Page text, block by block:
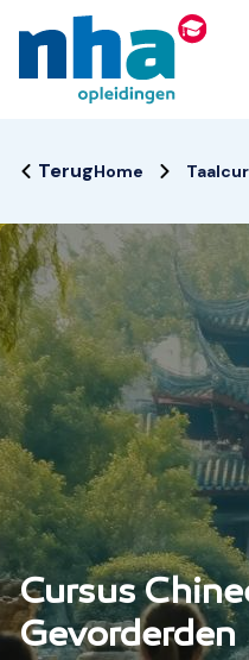
TerugHome
Cursus
Gevorderden